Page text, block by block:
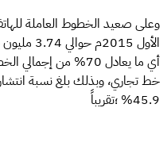
وعلى صعيد الخطوط العاملة
خط تجاري، وبذلك بلغ نسبة
45.9% ؛تقريباً